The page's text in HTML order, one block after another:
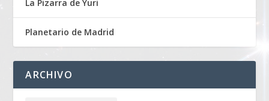
La Pizarra de Yuri
Planetario de Madrid
ARCHIVO